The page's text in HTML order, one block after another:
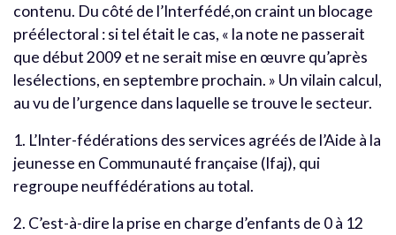
contenu. Du côté de l’Interfédé,on craint un blocage
préélectoral : si tel était le cas, « la note ne passerait
que début 2009 et ne serait mise en œuvre qu’après
lesélections, en septembre prochain. » Un vilain calcul,
au vu de l’urgence dans laquelle se trouve le secteur.
1. L’Inter-fédérations des services agréés de l’Aide à la
jeunesse en Communauté française (Ifaj), qui
regroupe neuffédérations au total.
2. C’est-à-dire la prise en charge d’enfants de 0 à 12